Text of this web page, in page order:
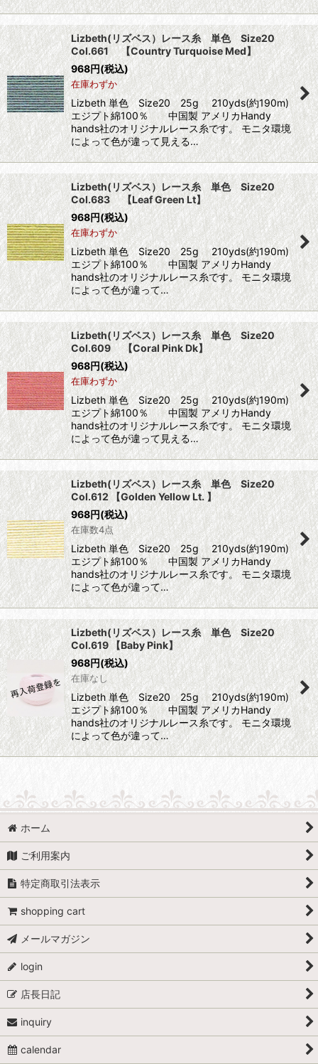
Lizbeth(リズベス）レース糸 単色 Size20
Col.661 【Country Turquoise Med】
968円(税込)
在庫わずか
Lizbeth 単色 Size20 25g 210yds(約190m)
エジプト綿100％ 中国製 アメリカHandy
hands社のオリジナルレース糸です。 モニタ環境
によって色が違って見える…
Lizbeth(リズベス）レース糸 単色 Size20
Col.683 【Leaf Green Lt】
968円(税込)
在庫わずか
Lizbeth 単色 Size20 25g 210yds(約190m)
エジプト綿100％ 中国製 アメリカHandy
hands社のオリジナルレース糸です。 モニタ環境
によって色が違って…
Lizbeth(リズベス）レース糸 単色 Size20
Col.609 【Coral Pink Dk】
968円(税込)
在庫わずか
Lizbeth 単色 Size20 25g 210yds(約190m)
エジプト綿100％ 中国製 アメリカHandy
hands社のオリジナルレース糸です。 モニタ環境
によって色が違って見える…
Lizbeth(リズベス）レース糸 単色 Size20
Col.612 【Golden Yellow Lt. 】
968円(税込)
在庫数4点
Lizbeth 単色 Size20 25g 210yds(約190m)
エジプト綿100％ 中国製 アメリカHandy
hands社のオリジナルレース糸です。 モニタ環境
によって色が違って…
Lizbeth(リズベス）レース糸 単色 Size20
Col.619 【Baby Pink】
968円(税込)
在庫なし
Lizbeth 単色 Size20 25g 210yds(約190m)
エジプト綿100％ 中国製 アメリカHandy
hands社のオリジナルレース糸です。 モニタ環境
によって色が違って…
ホーム
ご利用案内
特定商取引法表示
shopping cart
メールマガジン
login
店長日記
inquiry
calendar